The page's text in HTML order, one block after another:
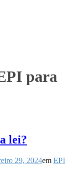
para
lei?
29, 2024em EPI